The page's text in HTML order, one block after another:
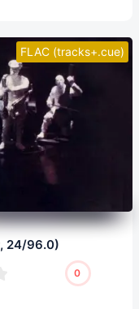
FLAC (tracks+.cue)
24/96.0)
0